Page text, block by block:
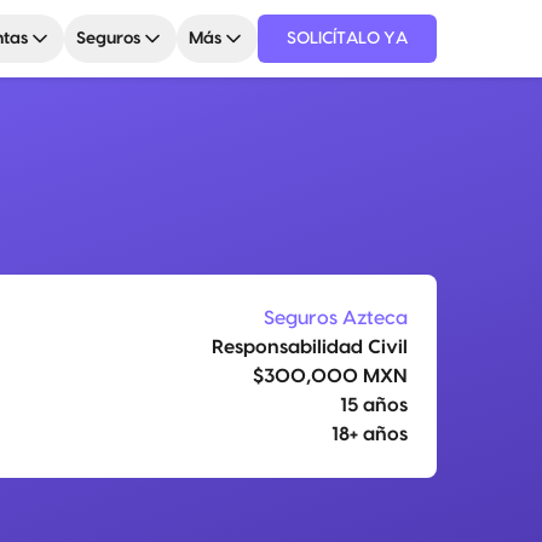
Seguros Más SOLICÍTALO YA
Seguros Azteca
Responsabilidad Civil
$300,000 MXN
15 años
18+ años